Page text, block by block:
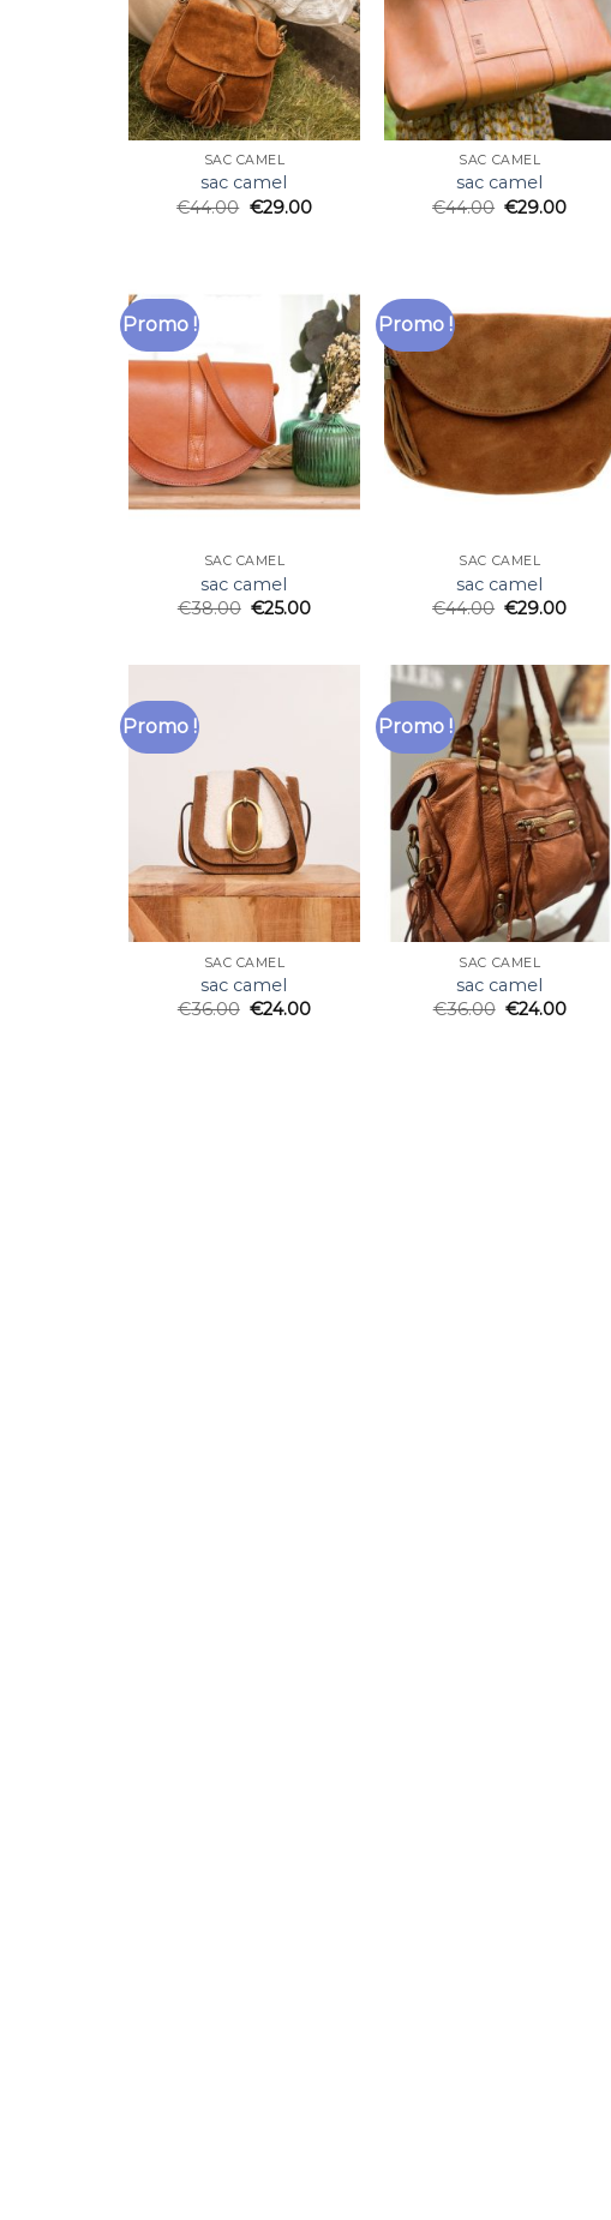
SAC CAMEL
sac camel
€44.00 €29.00
SAC CAMEL
sac camel
€44.00 €29.00
Promo !
SAC CAMEL
sac camel
€38.00 €25.00
Promo !
SAC CAMEL
sac camel
€44.00 €29.00
Promo !
SAC CAMEL
sac camel
€36.00 €24.00
Promo !
SAC CAMEL
sac camel
€36.00 €24.00